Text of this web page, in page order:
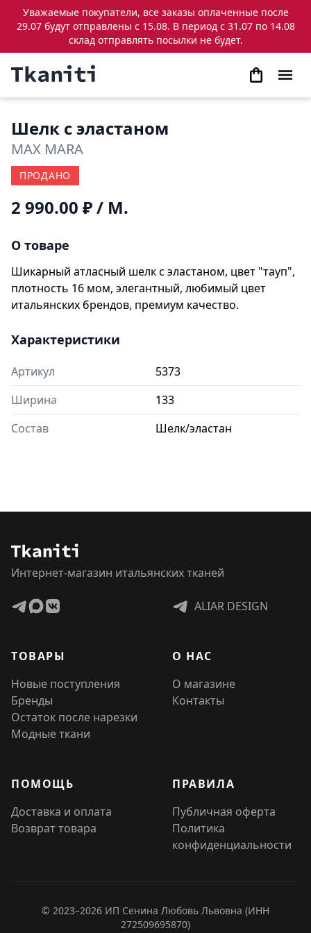
Уважаемые покупатели, все заказы оплаченные после
29.07 будут отправлены с 15.08. В период с 31.07 по 14.08
склад отправлять посылки не будет.
Шелк с эластаном
MAX MARA
ПРОДАНО
2 990.00 ₽/ М.
О товаре
Шикарный атласный шелк с эластаном, цвет "тауп",
плотность 16 мом, элегантный, любимый цвет
итальянских брендов, премиум качество.
Характеристики
Артикул
5373
Ширина
133
Состав
Шелк/эластан
Интернет-магазин итальянских тканей
ALIAR DESIGN
ТОВАРЫ
Новые поступления
Бренды
Остаток после нарезки
Модные ткани
О НАС
О магазине
Контакты
ПОМОЩЬ
Доставка и оплата
Возврат товара
ПРАВИЛА
Публичная оферта
Политика
конфиденциальности
© 2023–2026 ИП Сенина Любовь Львовна (ИНН
272509695870)